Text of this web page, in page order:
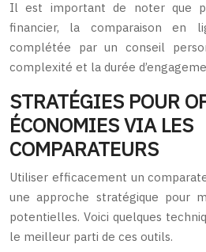
Il est important de noter que
financier, la comparaison en
complétée par un conseil
complexité et la durée
STRATÉGIES POUR
ÉCONOMIES VIA LES
COMPARATEURS
Utiliser efficacement un
une approche stratégique pour
potentielles. Voici quelques
le meilleur parti de ces outils.